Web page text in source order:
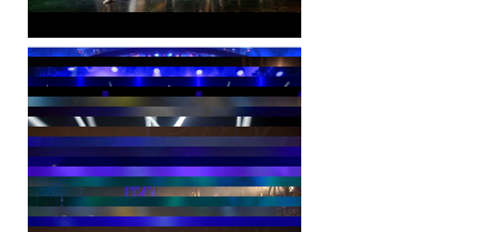
tomto filme v kine. Vtedy som si začal uvedomovať svoj rómsky
pôvod a rodičom som dával množstvo otázok.
Dlhé roky som nosil v hlave myšlienku na spracovanie tohto diela.
Keď prišla ponuka od Jana Ďurovčíka, oblial ma pocit šťastia, ale
zároveň aj obrovskej zodpovednosti, aby som vyhovel režisérovi, ale
aj divákom, ktorí sú zvyknutí na originálnu verziu.
Pamätám si, keď mi Janko Ďurovčík zadal prvú úlohu. Keď som mu